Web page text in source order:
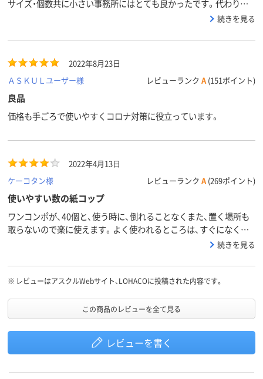
サイズ・個数共に小さい事務所にはとても良かったです。代わりを
探しましたが、価格が高く個数が多い・少ないなど丁度いいものがあ
かえずにいてほしいです。
続きを見る
2022年8月23日
ＡＳＫＵＬユーザー様
レビューランク A (151ポイント)
良品
価格も手ごろで使いやすくコロナ対策に役立っています。
2022年4月13日
ケーコタン様
レビューランク A (269ポイント)
使いやすい数の紙コップ
ワンコンポが、40個と、使う時に、倒れることなくまた、置く場所も
取らないので楽に使えます。よく使われるところは、すぐになくな
ってしまうかもしれませんが、高さがない分横に並べればいいので、
続きを見る
※ レビューはアスクルWebサイト、LOHACOに投稿された内容です。
この商品のレビューを全て見る
レビューを書く